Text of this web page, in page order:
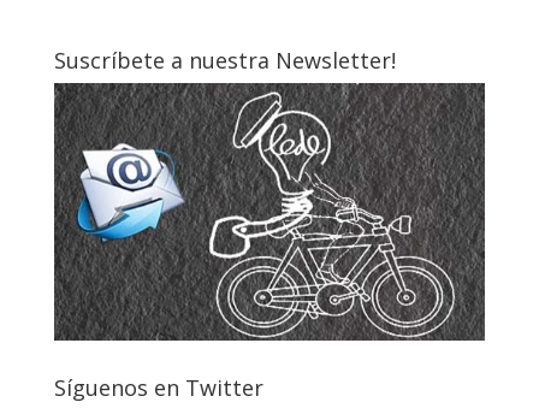
Suscríbete a nuestra Newsletter!
Síguenos en Twitter